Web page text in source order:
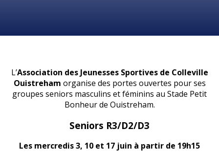
L’Association des Jeunesses Sportives de Colleville
Ouistreham organise des portes ouvertes pour ses
groupes seniors masculins et féminins au Stade Petit
Bonheur de Ouistreham.
Seniors R3/D2/D3
Les mercredis 3, 10 et 17 juin à partir de 19h15